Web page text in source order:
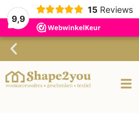
9,9
15 Reviews
Verzending binnen 3-4 werkdagen